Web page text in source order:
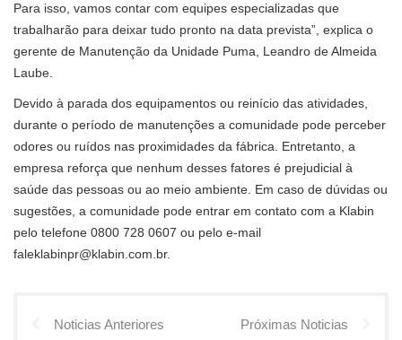
Para isso, vamos contar com equipes especializadas que
trabalharão para deixar tudo pronto na data prevista”, explica o
gerente de Manutenção da Unidade Puma, Leandro de Almeida
Laube.
Devido à parada dos equipamentos ou reinício das atividades,
durante o período de manutenções a comunidade pode perceber
odores ou ruídos nas proximidades da fábrica. Entretanto, a
empresa reforça que nenhum desses fatores é prejudicial à
saúde das pessoas ou ao meio ambiente. Em caso de dúvidas ou
sugestões, a comunidade pode entrar em contato com a Klabin
pelo telefone 0800 728 0607 ou pelo e-mail
faleklabinpr@klabin.com.br.
Noticias Anteriores Próximas Noticias